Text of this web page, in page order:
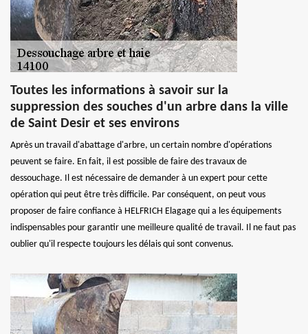
Toutes les informations à savoir sur la
suppression des souches d'un arbre dans la ville
de Saint Desir et ses environs
Après un travail d'abattage d'arbre, un certain nombre d'opérations
peuvent se faire. En fait, il est possible de faire des travaux de
dessouchage. Il est nécessaire de demander à un expert pour cette
opération qui peut être très difficile. Par conséquent, on peut vous
proposer de faire confiance à HELFRICH Elagage qui a les équipements
indispensables pour garantir une meilleure qualité de travail. Il ne faut pas
oublier qu'il respecte toujours les délais qui sont convenus.